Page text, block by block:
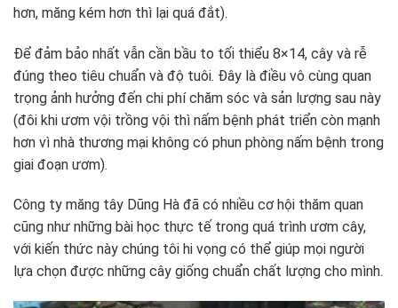
hơn, măng kém hơn thì lại quá đắt).
Để đảm bảo nhất vẫn cần bầu to tối thiểu 8×14, cây và rễ
đúng theo tiêu chuẩn và độ tuôi. Đây là điều vô cùng quan
trọng ảnh hưởng đến chi phí chăm sóc và sản lượng sau này
(đôi khi ươm vội trồng vội thì nấm bệnh phát triển còn mạnh
hơn vì nhà thương mại không có phun phòng nấm bệnh trong
giai đoạn ươm).
Công ty măng tây Dũng Hà đã có nhiều cơ hội thăm quan
cũng như những bài học thực tế trong quá trình ươm cây,
với kiến thức này chúng tôi hi vọng có thể giúp mọi người
lựa chọn được những cây giống chuẩn chất lượng cho mình.